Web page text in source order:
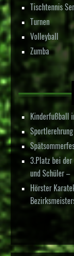
Tischtennis
Turnen
Volleyball
Zumba
Kinderfußball
3.Platz bei
und Schüler –
Hörster